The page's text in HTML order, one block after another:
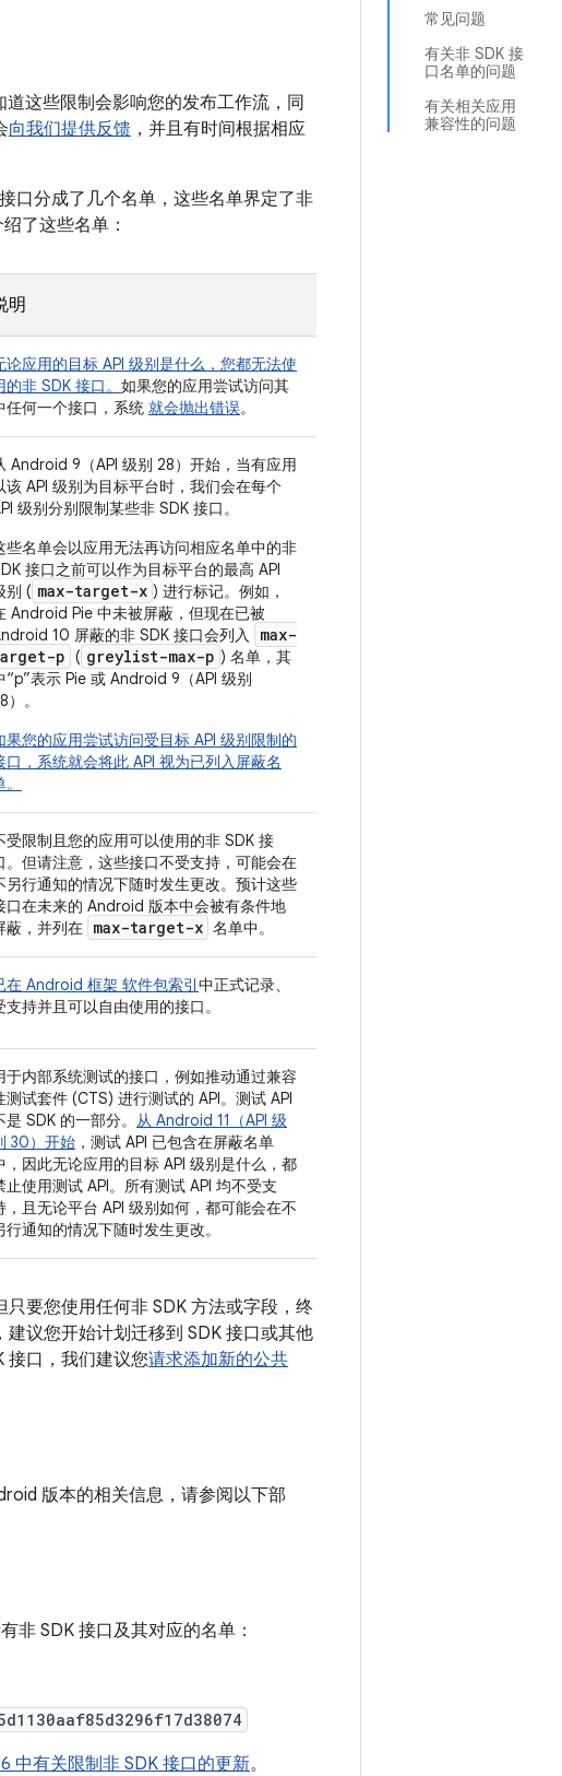
常见问题
有关非 SDK 接
口名单的问题
有关相关应用
兼容性的问题
这些限制会影响您的发布工作流，同
向我们提供反馈 ，并且有时间根据相应
口分成了几个名单，这些名单界定了非
了这些名单：
明
论应用的目标 API 级别是什么，您都无法使
的非 SDK 接口。 如果您的应用尝试访问其
任何一个接口，系统 就会抛出错误。
Android 9（API 级别 28）开始，当有应用
该 API 级别为目标平台时，我们会在每个
级别分别限制某些非 SDK 接口。
些名单会以应用无法再访问相应名单中的非
接口之前可以作为目标平台的最高 API
别 ( max-target-x ) 进行标记。例如，
Android Pie 中未被屏蔽，但现在已被
10 屏蔽的非 SDK 接口会列入
max-
p ( greylist-max-p ) 名单，其
“p”表示 Pie 或 Android 9（API 级别
）。
果您的应用尝试访问受目标 API 级别限制的
口，系统就会将此 API 视为已列入屏蔽名
受限制且您的应用可以使用的非 SDK 接
。但请注意，这些接口不受支持 ，可能会在
另行通知的情况下随时发生更改。预计这些
口在未来的 Android 版本中会被有条件地
蔽，并列在 max-target-x 名单中。
在 Android 框架 软件包索引中正式记录、
支持并且可以自由使用的接口。
于内部系统测试的接口，例如推动通过兼容
测试套件 (CTS) 进行测试的 API。测试 API
是 SDK 的一部分。 从 Android 11（API 级
30）开始 ，测试 API 已包含在屏蔽名单
，因此无论应用的目标 API 级别是什么，都
止使用测试 API。所有测试 API 均不受支
，且无论平台 API 级别如何，都可能会在不
行通知的情况下随时发生更改。
要您使用任何非 SDK 方法或字段，终
议您开始计划迁移到 SDK 接口或其他
接口，我们建议您请求添加新的公共
版本的相关信息，请参阅以下部
非 SDK 接口及其对应的名单：
中有关限制非 SDK 接口的更新。